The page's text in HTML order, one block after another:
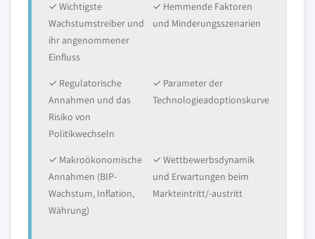
✓ Wichtigste
Wachstumstreiber und
ihr angenommener
Einfluss
✓ Hemmende Faktoren
und Minderungsszenarien
✓ Regulatorische
Annahmen und das
Risiko von
Politikwechseln
✓ Parameter der
Technologieadoptionskurve
✓ Makroökonomische
Annahmen (BIP-
Wachstum, Inflation,
Währung)
✓ Wettbewerbsdynamik
und Erwartungen beim
Markteintritt/-austritt